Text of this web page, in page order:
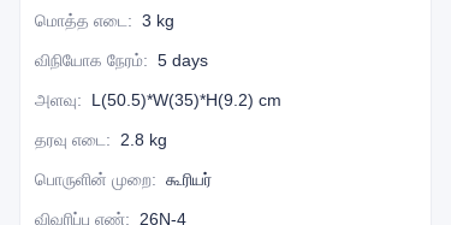
மொத்த எடை : 3 kg
விநியோக நேரம்: 5 days
அளவு: L(50.5)*W(35)*H(9.2) cm
தரவு எடை : 2.8 kg
பொருளின் முறை: கூரியர்
விவரிப்பு எண்: 26N-4